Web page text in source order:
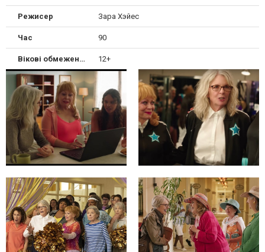
Режисер Зара Хэйес
Час 90
Вікові обмеження 12+